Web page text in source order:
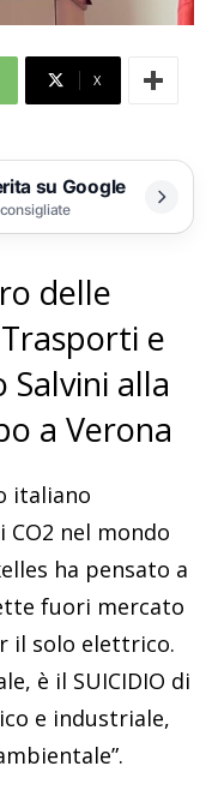
X
su Google
delle
e
alla
a Verona
italiano
nel mondo
ha pensato a
fuori mercato
il solo elettrico.
è il SUICIDIO di
e industriale,